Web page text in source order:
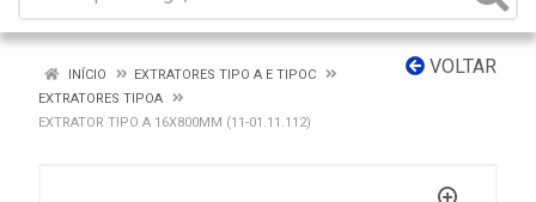
VOLTAR
INÍCIO
EXTRATORES TIPO A E TIPOC
EXTRATORES TIPOA
EXTRATOR TIPO A 16X800MM (11-01.11.112)